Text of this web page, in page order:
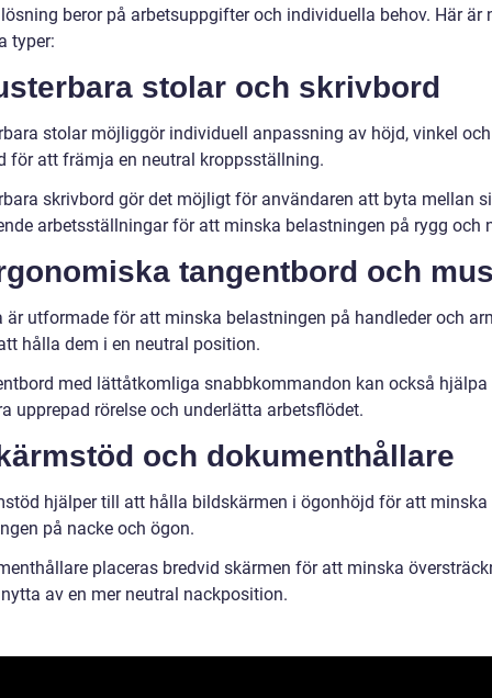
beror på arbetsuppgifter och individuella behov. Här är
typer:
stolar och skrivbord
stolar möjliggör individuell anpassning av höjd, vinkel och
för att främja en neutral kroppsställning.
skrivbord gör det möjligt för användaren att byta mellan
arbetsställningar för att minska belastningen på rygg och
tangentbord och
är utformade för att minska belastningen på handleder och
hålla dem i en neutral position.
med lättåtkomliga snabbkommandon kan också
upprepad rörelse och underlätta arbetsflödet.
och dokumenthållare
hjälper till att hålla bildskärmen i ögonhöjd för att minska
på nacke och ögon.
placeras bredvid skärmen för att minska
av en mer neutral nackposition.